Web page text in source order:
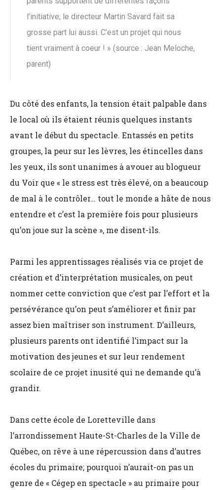
l’initiative; le directeur Martin Savard fait sa
grosse part lui aussi. C’est un projet qui nous
tient vraiment à coeur ! » (source : Jean Meloche,
parent)
Du côté des enfants, la tension était palpable dans
le local où ils étaient réunis quelques instants
avant le début du spectacle. Entassés en petits
groupes, la peur sur les lèvres, les étincelles dans
les yeux, ils sont unanimes à avouer au blogueur
du Voir que « le stress est très élevé, on a beaucoup
de mal à le contrôler… tout le monde a hâte de nous
entendre et c’est la première fois pour plusieurs
qu’on joue sur la scène », me disent-ils.
Parmi les apprentissages réalisés via ce projet de
création et d’interprétation musicales, on peut
nommer cette conviction que c’est par l’effort et la
persévérance qu’on peut s’améliorer et finir par
assez bien maîtriser son instrument. D’ailleurs,
plusieurs parents ont identifié l’impact sur la
motivation des jeunes et sur leur rendement
scolaire de ce projet inusité qui ne demande qu’à
grandir.
Dans cette école de Loretteville dans
l’arrondissement Haute-St-Charles de la Ville de
Québec, on rêve à une répercussion dans d’autres
écoles du primaire; pourquoi n’aurait-on pas un
genre de « Cégep en spectacle » au primaire pour